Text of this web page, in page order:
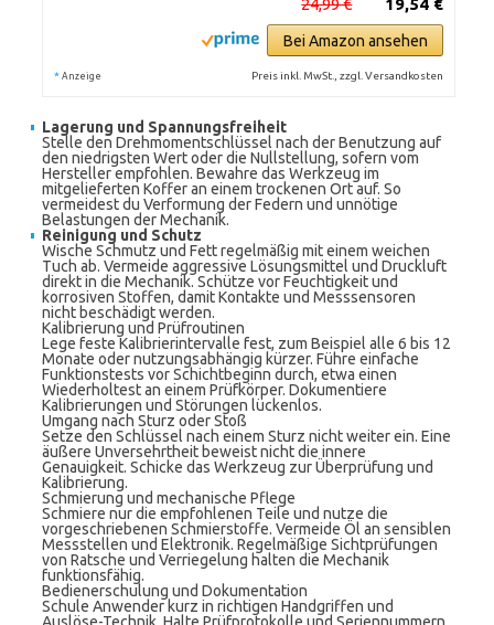
19,54 €
24,99 €
Bei Amazon ansehen
* Anzeige Preis inkl. MwSt., zzgl. Versandkosten
Lagerung und Spannungsfreiheit
Stelle den Drehmomentschlüssel nach der Benutzung auf
den niedrigsten Wert oder die Nullstellung, sofern vom
Hersteller empfohlen. Bewahre das Werkzeug im
mitgelieferten Koffer an einem trockenen Ort auf. So
vermeidest du Verformung der Federn und unnötige
Belastungen der Mechanik.
Reinigung und Schutz
Wische Schmutz und Fett regelmäßig mit einem weichen
Tuch ab. Vermeide aggressive Lösungsmittel und Druckluft
direkt in die Mechanik. Schütze vor Feuchtigkeit und
korrosiven Stoffen, damit Kontakte und Messsensoren
nicht beschädigt werden.
Kalibrierung und Prüfroutinen
Lege feste Kalibrierintervalle fest, zum Beispiel alle 6 bis 12
Monate oder nutzungsabhängig kürzer. Führe einfache
Funktionstests vor Schichtbeginn durch, etwa einen
Wiederholtest an einem Prüfkörper. Dokumentiere
Kalibrierungen und Störungen lückenlos.
Umgang nach Sturz oder Stoß
Setze den Schlüssel nach einem Sturz nicht weiter ein. Eine
äußere Unversehrtheit beweist nicht die innere
Genauigkeit. Schicke das Werkzeug zur Überprüfung und
Kalibrierung.
Schmierung und mechanische Pflege
Schmiere nur die empfohlenen Teile und nutze die
vorgeschriebenen Schmierstoffe. Vermeide Öl an sensiblen
Messstellen und Elektronik. Regelmäßige Sichtprüfungen
von Ratsche und Verriegelung halten die Mechanik
funktionsfähig.
Bedienerschulung und Dokumentation
Schule Anwender kurz in richtigen Handgriffen und